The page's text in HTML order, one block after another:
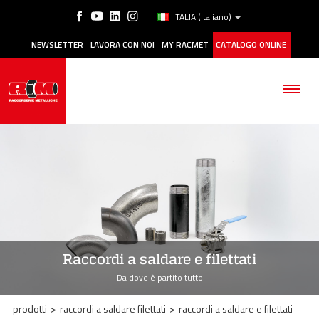
ITALIA (Italiano)
NEWSLETTER LAVORA CON NOI MY RACMET CATALOGO ONLINE
APPLICAZIONIRaccordi a saldare e filettati
Da dove è partito tutto
prodotti > raccordi a saldare filettati > raccordi a saldare e filettati